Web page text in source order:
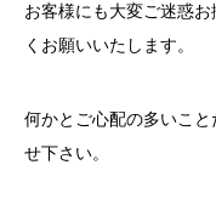
お客様にも大変ご迷惑
くお願いいたします。
何かとご心配の多いこ
せ下さい。